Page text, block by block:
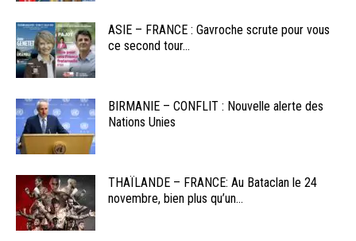
ASIE – FRANCE : Gavroche scrute pour vous
ce second tour...
BIRMANIE – CONFLIT : Nouvelle alerte des
Nations Unies
THAÏLANDE – FRANCE: Au Bataclan le 24
novembre, bien plus qu’un...